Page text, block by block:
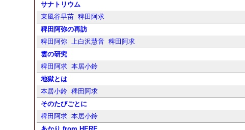
サナトリウム
東風谷早苗 稗田阿求
稗田阿弥の再訪
稗田阿弥 上白沢慧音 稗田阿求
雲の研究
稗田阿求 本居小鈴
地獄とは
本居小鈴 稗田阿求
そのたびごとに
稗田阿求 本居小鈴